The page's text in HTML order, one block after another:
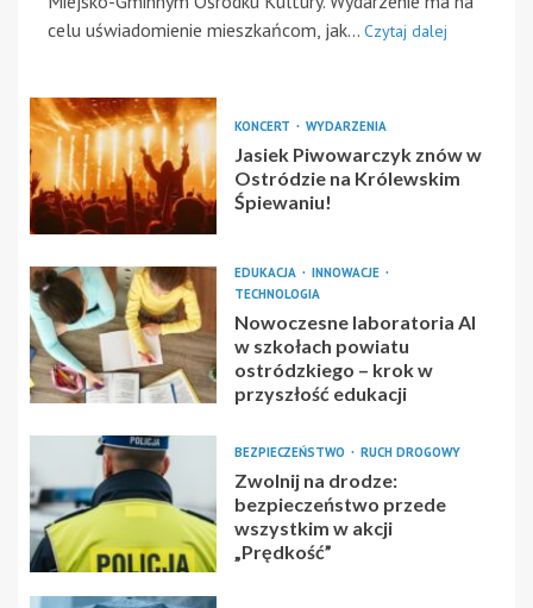
celu uświadomienie mieszkańcom, jak... Czytaj dalej
KONCERT WYDARZENIA
Jasiek Piwowarczyk znów w
Ostródzie na Królewskim
Śpiewaniu!
EDUKACJA
INNOWACJE
TECHNOLOGIA
Nowoczesne laboratoria AI
w szkołach powiatu
ostródzkiego – krok w
przyszłość edukacji
BEZPIECZEŃSTWO RUCH DROGOWY
Zwolnij na drodze:
bezpieczeństwo przede
wszystkim w akcji
„Prędkość”